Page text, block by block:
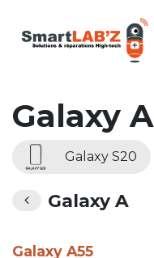
Galaxy A
Galaxy S20
Galaxy A
Galaxy A55